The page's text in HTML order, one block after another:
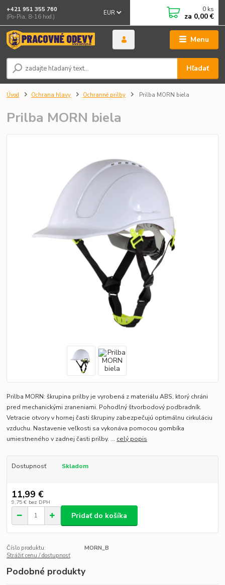
Menu
EUR
Hľadať
+421 951 355 760
(Po-Pia, 8-16 hod.)
0 ks
za 0,00 €
Úvod Ochrana hlavy Ochranné prilby Prilba MORN biela
Prilba MORN biela
Prilba MORN: škrupina prilby je vyrobená z materiálu ABS, ktorý chráni
pred mechanickými zraneniami. Pohodlný štvorbodový podbradník.
Vetracie otvory v hornej časti škrupiny zabezpečujú optimálnu cirkuláciu
vzduchu. Nastavenie veľkosti sa vykonáva pomocou gombíka
umiestneného v zadnej časti prilby. ... celý popis
Dostupnosť Skladom
11,99 €
9,75 € bez DPH
Pridať do košíka
Číslo produktu:
MORN_B
Strážiť cenu / dostupnosť
Podobné produkty